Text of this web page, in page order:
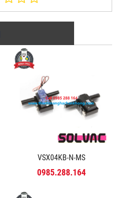
VSX04KB-N-MS
0985.288.164